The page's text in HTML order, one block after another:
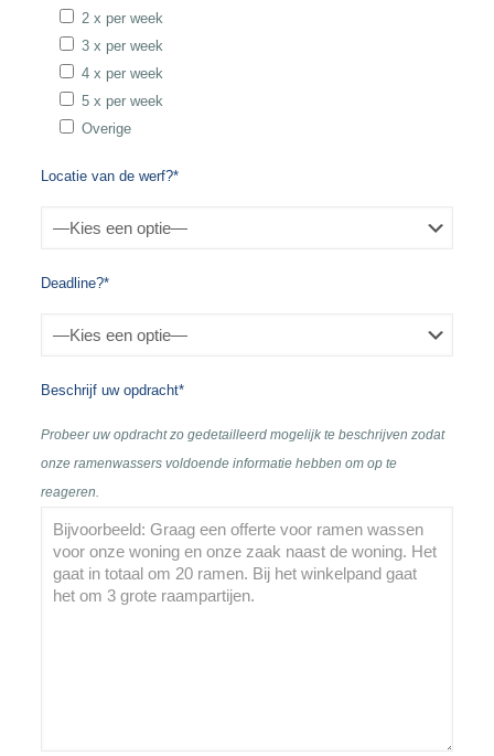
2 x per week
3 x per week
4 x per week
5 x per week
Overige
Locatie van de werf?*
Deadline?*
Beschrijf uw opdracht*
Probeer uw opdracht zo gedetailleerd mogelijk te beschrijven zodat
onze ramenwassers voldoende informatie hebben om op te
reageren.